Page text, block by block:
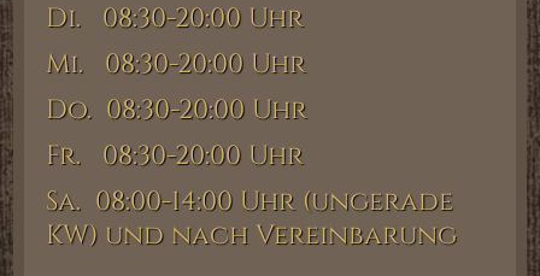
Di. 08:30-20:00 Uhr
Mi. 08:30-20:00 Uhr
Do. 08:30-20:00 Uhr
Fr. 08:30-20:00 Uhr
Sa. 08:00-14:00 Uhr (ungerade
KW) und nach Vereinbarung